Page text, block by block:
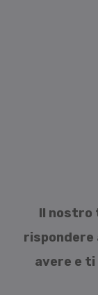
Il nostro
rispondere
avere e ti